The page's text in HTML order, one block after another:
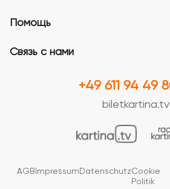
Помощь
Связь с нами
+49 611 94 49
biletkartina.tv
AGB Impressum DatenschutzCookie
Politik